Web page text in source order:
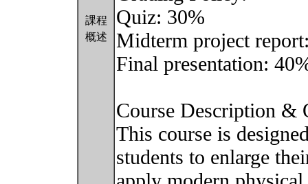
課程
概述
Quiz: 30%
Midterm project
Final presentation:
Course Description &
This course is
students to enlarge